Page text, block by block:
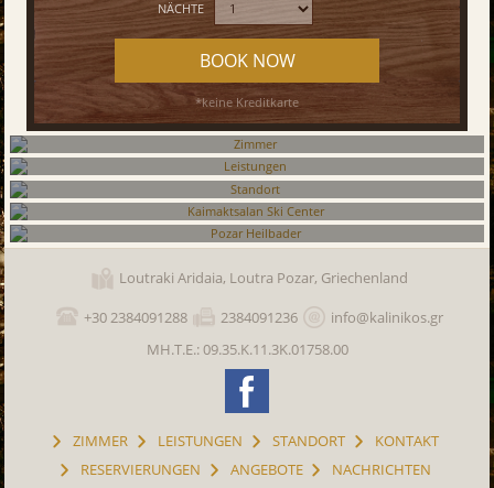
NÄCHTE
BOOK NOW
*keine Kreditkarte
Zimmer
Leistungen
Kaimaktsalan Ski Center
Pozar Heilbader
Loutraki Aridaia, Loutra Pozar, Griechenland
+30 2384091288
2384091236
info@kalinikos.gr
ΜΗ.Τ.Ε.: 09.35.K.11.3K.01758.00
ZIMMER LEISTUNGEN STANDORT
KONTAKT
RESERVIERUNGEN
ANGEBOTE NACHRICHTEN